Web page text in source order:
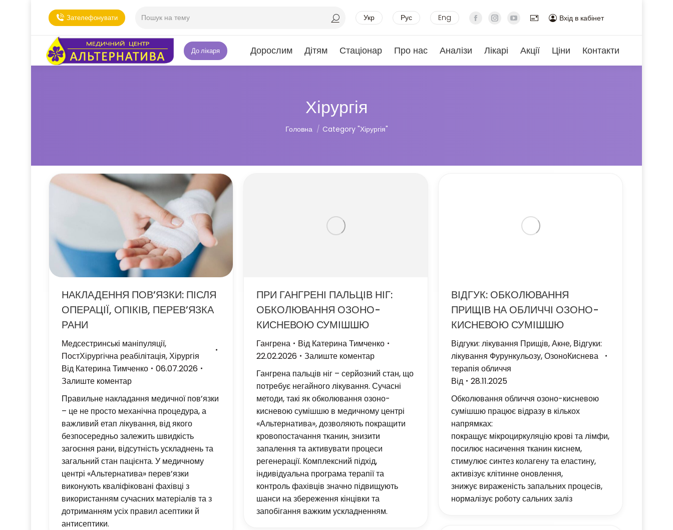
Зателефонувати Укр Рус Eng Вхід в кабінет
Дорослим Дітям Стаціонар Про нас Аналізи Лікарі Акції Ціни Контакти
До лікаря
Хірургія
Ви тут:
Головна Category "Хірургія"
НАКЛАДЕННЯ ПОВ’ЯЗКИ: ПІСЛЯ
ОПЕРАЦІЇ, ОПІКІВ, ПЕРЕВ’ЯЗКА
РАНИ
Медсестринські маніпуляції,
ПостХірургічна реабілітація,Хірургія
Від Катерина Тимченко
06.07.2026
Залиште коментар
Правильне накладання медичної пов’язки
– це не просто механічна процедура, а
важливий етап лікування, від якого
безпосередньо залежить швидкість
загоєння рани, відсутність ускладнень та
загальний стан пацієнта. У медичному
центрі «Альтернатива» перев’язки
виконують кваліфіковані фахівці з
використанням сучасних матеріалів та з
дотриманням усіх правил асептики й
антисептики.
ПРИ ГАНГРЕНІ ПАЛЬЦІВ НІГ:
ОБКОЛЮВАННЯ ОЗОНО-
КИСНЕВОЮ СУМІШШЮ
Гангрена Від Катерина Тимченко
22.02.2026
Залиште коментар
Гангрена пальців ніг – серйозний стан, що
потребує негайного лікування. Сучасні
методи, такі як обколювання озоно-
кисневою сумішшю в медичному центрі
«Альтернатива», дозволяють покращити
кровопостачання тканин, знизити
запалення та активувати процеси
регенерації. Комплексний підхід,
індивідуальна програма терапії та
контроль фахівців значно підвищують
шанси на збереження кінцівки та
запобігання важким ускладненням.
ВІДГУК: ОБКОЛЮВАННЯ
ПРИЩІВ НА ОБЛИЧЧІ ОЗОНО-
КИСНЕВОЮ СУМІШШЮ
Відгуки: лікування Прищів, Акне, Відгуки:
лікування Фурункульозу,ОзоноКиснева
терапія обличчя
Від
28.11.2025
Обколювання обличчя озоно-кисневою
сумішшю працює відразу в кількох
напрямках:
покращує мікроциркуляцію крові та лімфи,
посилює насичення тканин киснем,
стимулює синтез колагену та еластину,
активізує клітинне оновлення,
знижує вираженість запальних процесів,
нормалізує роботу сальних заліз